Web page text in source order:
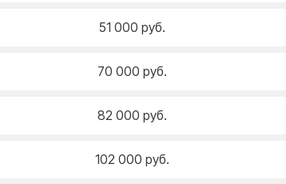
51 000 руб.
70 000 руб.
82 000 руб.
102 000 руб.